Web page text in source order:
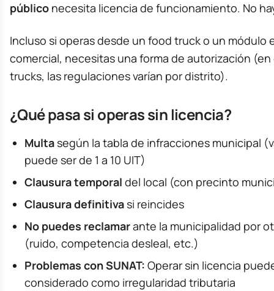
público necesita licencia de funcionamiento. No
Incluso si operas desde un food truck o un módulo
comercial, necesitas una forma de autorización
trucks, las regulaciones varían por distrito).
¿Qué pasa si operas sin licencia?
Multa según la tabla de infracciones municipal
puede ser de 1 a 10 UIT)
Clausura temporal del local (con precinto
Clausura definitiva si reincides
No puedes reclamarante la municipalidad por
(ruido, competencia desleal, etc.)
Problemas con SUNAT: Operar sin licencia
considerado como irregularidad tributaria